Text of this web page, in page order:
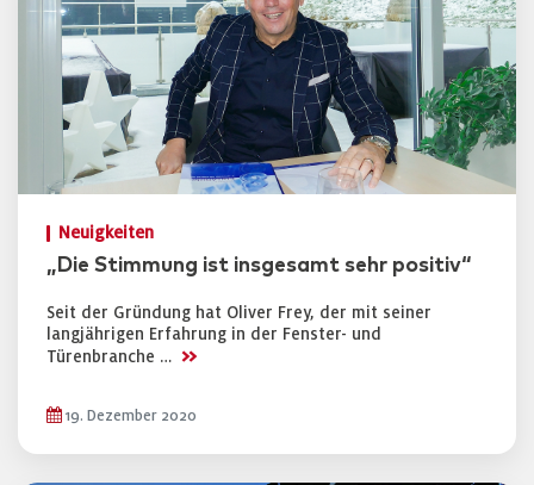
Neuigkeiten
„Die Stimmung ist insgesamt sehr positiv“
Seit der Gründung hat Oliver Frey, der mit seiner
langjährigen Erfahrung in der Fenster- und
Türenbranche … >>
19. Dezember 2020